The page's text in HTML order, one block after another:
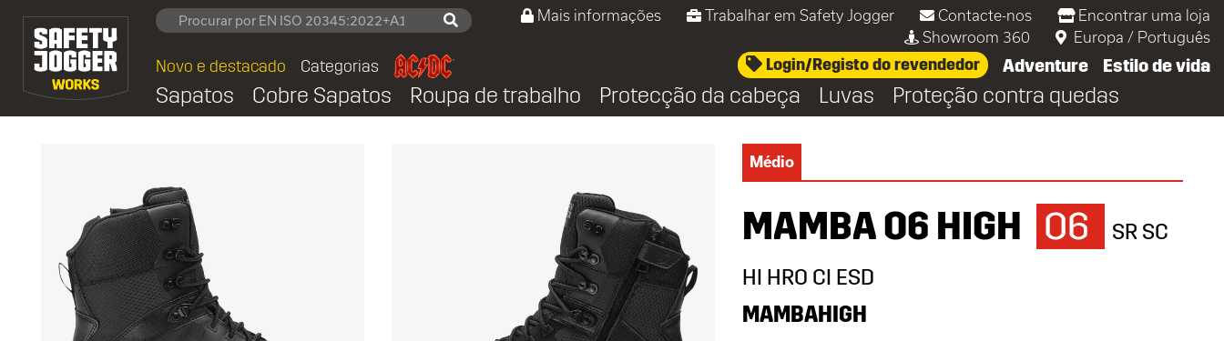
Mais informações Trabalhar em Safety Jogger Contacte-nos
Encontrar uma loja
Showroom 360
Europa / Português
Novo e destacado Categorias Login/Registo do revendedor Adventure Estilo de vida
Sapatos Cobre Sapatos Roupa de trabalho Protecção da cabeça Luvas Proteção contra quedas
Médio
MAMBA O6 HIGH O6
SR SC
HI HRO CI ESD
MAMBAHIGH